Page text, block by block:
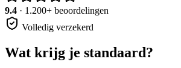
9.4 · 1.200+ beoordelingen
Volledig verzekerd
Wat krijg je standaard?